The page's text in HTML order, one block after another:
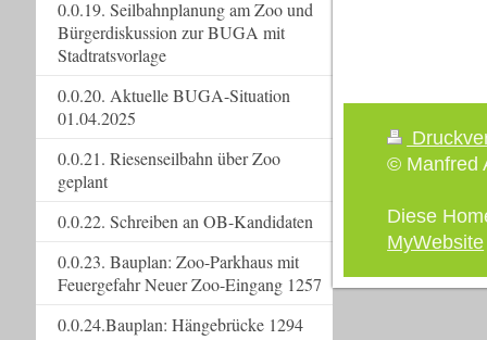
© Manfred
Diese
MyWebsite
0.0.19. Seilbahnplanung am Zoo und
Bürgerdiskussion zur BUGA mit
Stadtratsvorlage
0.0.20. Aktuelle BUGA-Situation
01.04.2025
0.0.21. Riesenseilbahn über Zoo
geplant
0.0.22. Schreiben an OB-Kandidaten
0.0.23. Bauplan: Zoo-Parkhaus mit
Feuergefahr Neuer Zoo-Eingang 1257
0.0.24.Bauplan: Hängebrücke 1294